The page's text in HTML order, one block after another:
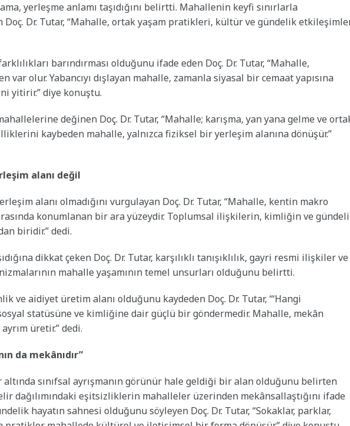
yerleşme anlamı taşıdığını belirtti. Mahallenin keyfi sınırlarla
Doç. Dr. Tutar, “Mahalle, ortak yaşam pratikleri, kültür ve gündelik
barındırması olduğunu ifade eden Doç. Dr. Tutar, “Mahalle,
olur. Yabancıyı dışlayan mahalle, zamanla siyasal bir cemaat yapısına
yitirir.” diye konuştu.
değinen Doç. Dr. Tutar, “Mahalle; karışma, yan yana gelme ve
kaybeden mahalle, yalnızca fiziksel bir yerleşim alanına dönüşür.”
alanı değil
alanı olmadığını vurgulayan Doç. Dr. Tutar, “Mahalle, kentin makro
konumlanan bir ara yüzeydir. Toplumsal ilişkilerin, kimliğin ve
biridir.” dedi.
dikkat çeken Doç. Dr. Tutar, karşılıklı tanışıklılık, gayri resmi ilişkiler ve
mahalle yaşamının temel unsurları olduğunu belirtti.
ve aidiyet üretim alanı olduğunu kaydeden Doç. Dr. Tutar, “‘Hangi
statüsüne ve kimliğine dair güçlü bir göndermedir. Mahalle, mekân
üretir.” dedi.
da mekânıdır”
sınıfsal ayrışmanın görünür hale geldiği bir alan olduğunu belirten
dağılımındaki eşitsizliklerin mahalleler üzerinden mekânsallaştığını ifade
hayatın sahnesi olduğunu söyleyen Doç. Dr. Tutar, “Sokaklar, parklar,